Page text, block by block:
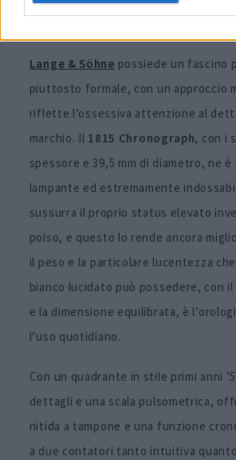
Lange & Söhne possiede un fascino
piuttosto formale, con un approccio
riflette l’ossessiva attenzione al
marchio. Il 1815 Chronograph, con i
spessore e 39,5 mm di diametro, ne è
lampante ed estremamente
sussurra il proprio status elevato
polso, e questo lo rende ancora
il peso e la particolare lucentezza che
bianco lucidato può possedere, con
e la dimensione equilibrata, è
l’uso quotidiano.
Con un quadrante in stile primi anni
dettagli e una scala pulsometrica,
nitida a tampone e una funzione
a due contatori tanto intuitiva